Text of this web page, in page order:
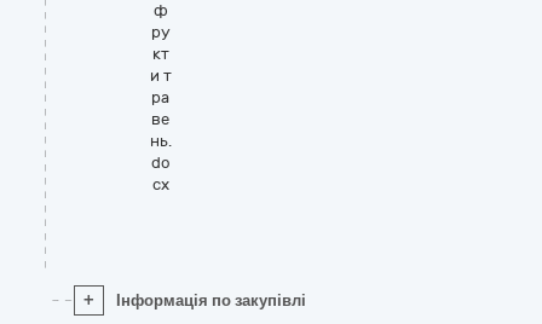
ф
ру
кт
и т
ра
ве
нь.
do
cx
+ Інформація по закупівлі